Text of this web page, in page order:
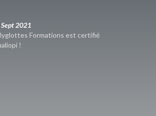
2021
Formations est certifié
!